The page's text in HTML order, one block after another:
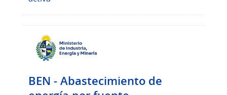
BEN - Abastecimiento de